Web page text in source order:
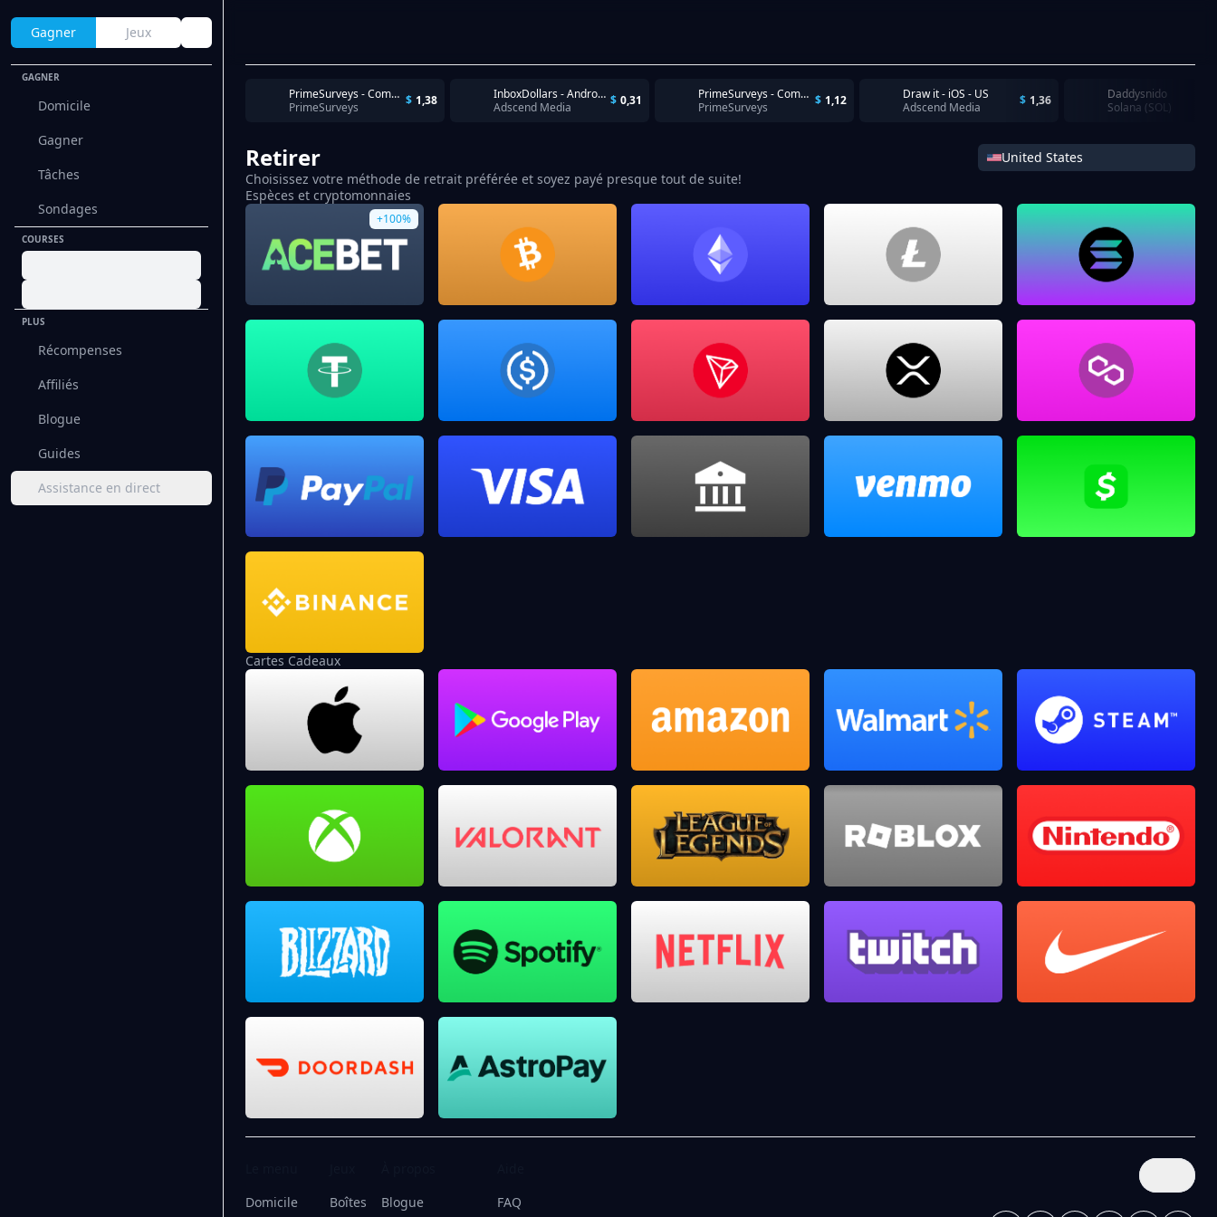
Gagner Jeux
GAGNER
Domicile
Gagner
Tâches
Sondages
COURSES
PLUS
Récompenses
Affiliés
Blogue
Guides
Assistance en direct
PrimeSurveys - Completion
PrimeSurveys
$ 1,38
InboxDollars - Android - US - CPI
Adscend Media
$ 0,31
PrimeSurveys - Completion
PrimeSurveys
$ 1,12
Draw it - iOS - US
Adscend Media
$ 1,36
Daddysnido
Solana (SOL)
Retirer
United States
Choisissez votre méthode de retrait préférée et soyez payé presque tout de suite!
Espèces et cryptomonnaies
+100%
Cartes Cadeaux
Domicile
Boîtes
Blogue
FAQ